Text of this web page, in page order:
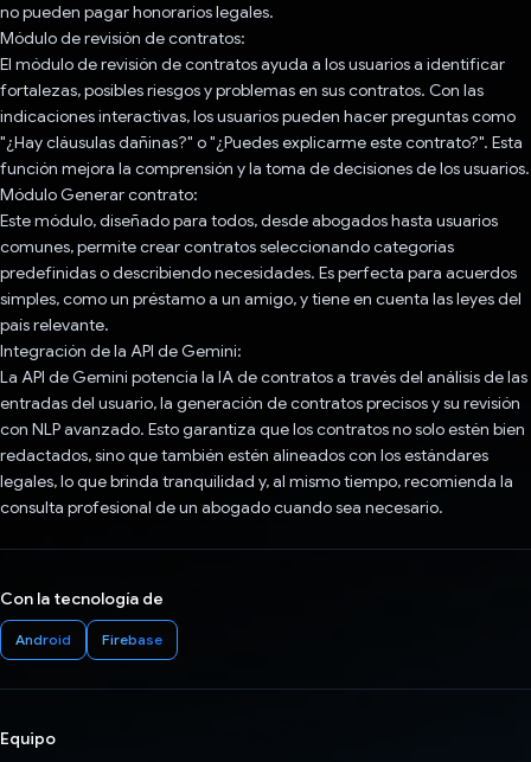
no pueden pagar honorarios legales.
Módulo de revisión de contratos:
El módulo de revisión de contratos ayuda a los usuarios a identificar
fortalezas, posibles riesgos y problemas en sus contratos. Con las
indicaciones interactivas, los usuarios pueden hacer preguntas como
"¿Hay cláusulas dañinas?" o "¿Puedes explicarme este contrato?". Esta
función mejora la comprensión y la toma de decisiones de los usuarios.
Módulo Generar contrato:
Este módulo, diseñado para todos, desde abogados hasta usuarios
comunes, permite crear contratos seleccionando categorías
predefinidas o describiendo necesidades. Es perfecta para acuerdos
simples, como un préstamo a un amigo, y tiene en cuenta las leyes del
país relevante.
Integración de la API de Gemini:
La API de Gemini potencia la IA de contratos a través del análisis de las
entradas del usuario, la generación de contratos precisos y su revisión
con NLP avanzado. Esto garantiza que los contratos no solo estén bien
redactados, sino que también estén alineados con los estándares
legales, lo que brinda tranquilidad y, al mismo tiempo, recomienda la
consulta profesional de un abogado cuando sea necesario.
Con la tecnología de
Android Firebase
Equipo